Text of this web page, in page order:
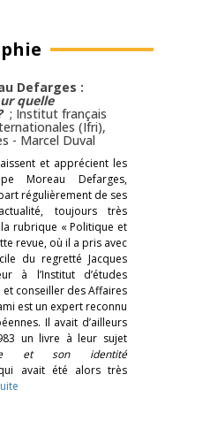
Defarges :
quelle
; Institut français
(Ifri),
- Marcel Duval
et apprécient les
Moreau Defarges,
régulièrement de ses
toujours très
rubrique « Politique et
revue, où il a pris avec
du regretté Jacques
à l’Institut d’études
conseiller des Affaires
est un expert reconnu
Il avait d’ailleurs
un livre à leur sujet
et son identité
avait été alors très